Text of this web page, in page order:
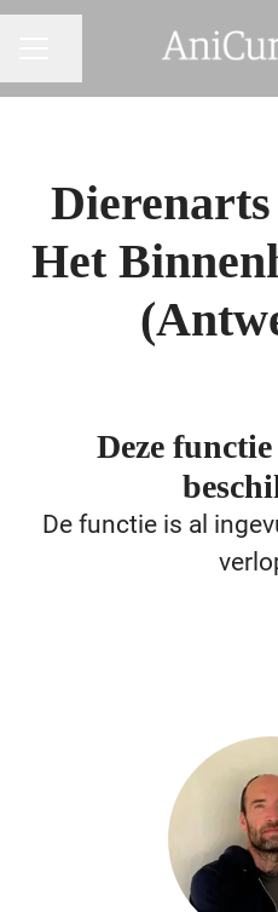
Het
Deze
De functie is al